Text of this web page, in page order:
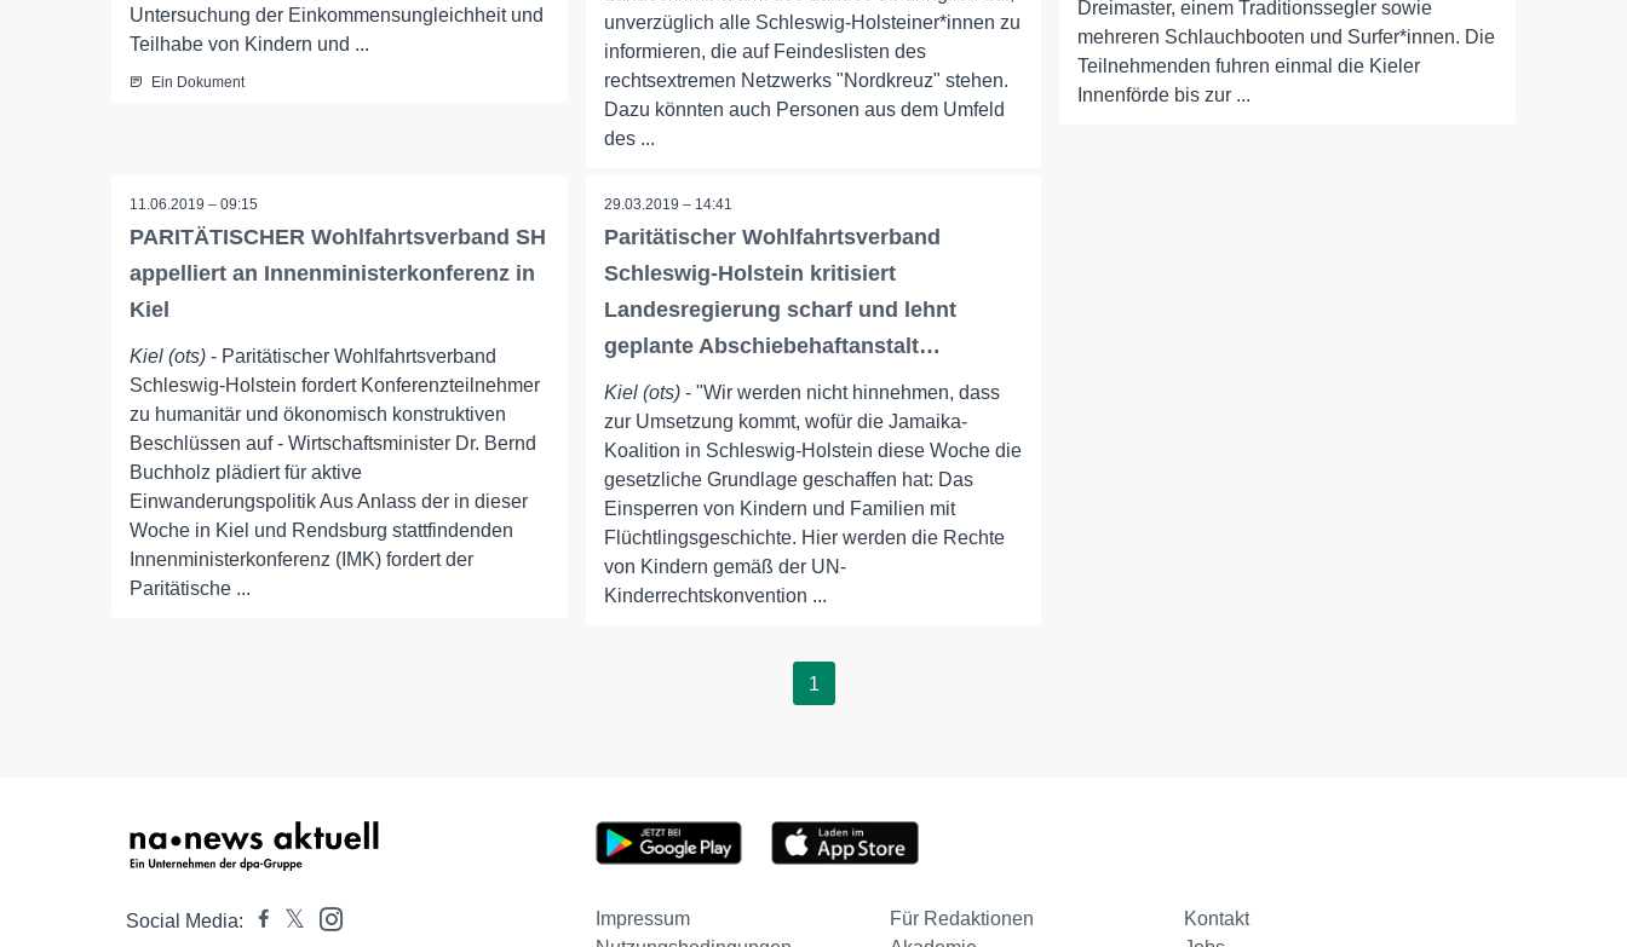
Untersuchung der Einkommensungleichheit und
Teilhabe von Kindern und ...
Ein Dokument
unverzüglich alle Schleswig-Holsteiner*innen zu
informieren, die auf Feindeslisten des
rechtsextremen Netzwerks "Nordkreuz" stehen.
Dazu könnten auch Personen aus dem Umfeld
des ...
Dreimaster, einem Traditionssegler sowie
mehreren Schlauchbooten und Surfer*innen. Die
Teilnehmenden fuhren einmal die Kieler
Innenförde bis zur ...
11.06.2019 – 09:15
PARITÄTISCHER Wohlfahrtsverband SH
appelliert an Innenministerkonferenz in
Kiel
Kiel (ots) - Paritätischer Wohlfahrtsverband
Schleswig-Holstein fordert Konferenzteilnehmer
zu humanitär und ökonomisch konstruktiven
Beschlüssen auf - Wirtschaftsminister Dr. Bernd
Buchholz plädiert für aktive
Einwanderungspolitik Aus Anlass der in dieser
Woche in Kiel und Rendsburg stattfindenden
Innenministerkonferenz (IMK) fordert der
Paritätische ...
29.03.2019 – 14:41
Paritätischer Wohlfahrtsverband
Schleswig-Holstein kritisiert
Landesregierung scharf und lehnt
geplante Abschiebehaftanstalt…
Kiel (ots)- "Wir werden nicht hinnehmen, dass
zur Umsetzung kommt, wofür die Jamaika-
Koalition in Schleswig-Holstein diese Woche die
gesetzliche Grundlage geschaffen hat: Das
Einsperren von Kindern und Familien mit
Flüchtlingsgeschichte. Hier werden die Rechte
von Kindern gemäß der UN-
Kinderrechtskonvention ...
1
Social Media: Impressum Für Redaktionen
Kontakt